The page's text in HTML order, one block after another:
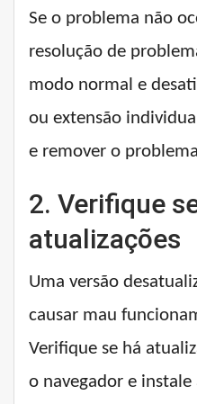
Se o problema não
resolução de
modo normal e
ou extensão
e remover o
2. Verifique
atualizações
Uma versão
causar mau
Verifique se há
o navegador e instale